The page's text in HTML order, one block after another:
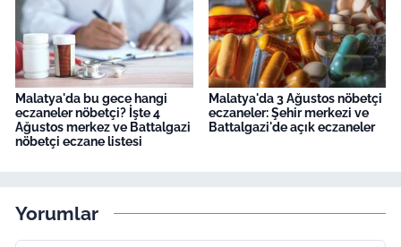
Malatya'da bu gece hangi
eczaneler nöbetçi? İşte 4
Ağustos merkez ve Battalgazi
nöbetçi eczane listesi
Malatya'da 3 Ağustos nöbetçi
eczaneler: Şehir merkezi ve
Battalgazi'de açık eczaneler
Yorumlar